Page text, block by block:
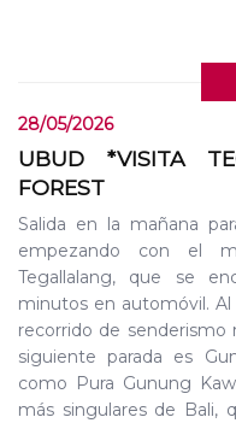
28/05/2026
UBUD *VISITA
FOREST
Salida en la mañana
empezando con el
Tegallalang, que se
minutos en automóvil.
recorrido de senderismo
siguiente parada es
como Pura Gunung
más singulares de Bali,